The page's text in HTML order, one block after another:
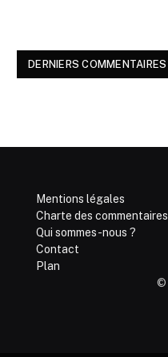
DERNIERS COMMENTAIRES
Mentions légales
Charte des commentaires
Qui sommes-nous ?
Contact
Plan
©